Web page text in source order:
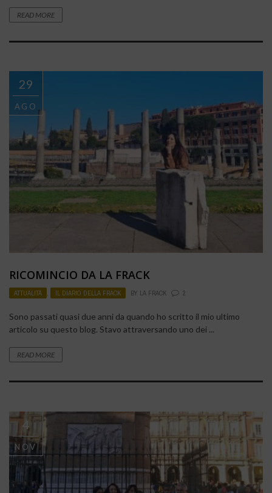
READ MORE
29
AGO
RICOMINCIO DA LA FRACK
ATTUALITÀ , IL DIARIO DELLA FRACK BY LA FRACK 2
Sono passati quasi due anni da quando ho scritto il mio ultimo
articolo su questo blog. Stavo attraversando uno dei ...
READ MORE
4
NOV